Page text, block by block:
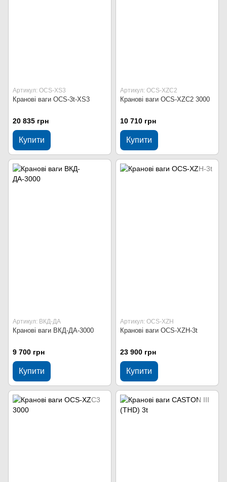
Артикул: OCS-XS3
Кранові ваги OCS-3t-XS3
20 835 грн
Купити
Артикул: OCS-XZC2
Кранові ваги OCS-XZC2 3000
10 710 грн
Купити
Артикул: ВКД-ДА
Кранові ваги ВКД-ДА-3000
9 700 грн
Купити
Артикул: OCS-XZH
Кранові ваги OCS-XZH-3t
23 900 грн
Купити